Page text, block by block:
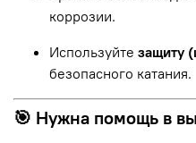
коррозии.
Используйте защиту
безопасного катания.
🎯 Нужна помощь в